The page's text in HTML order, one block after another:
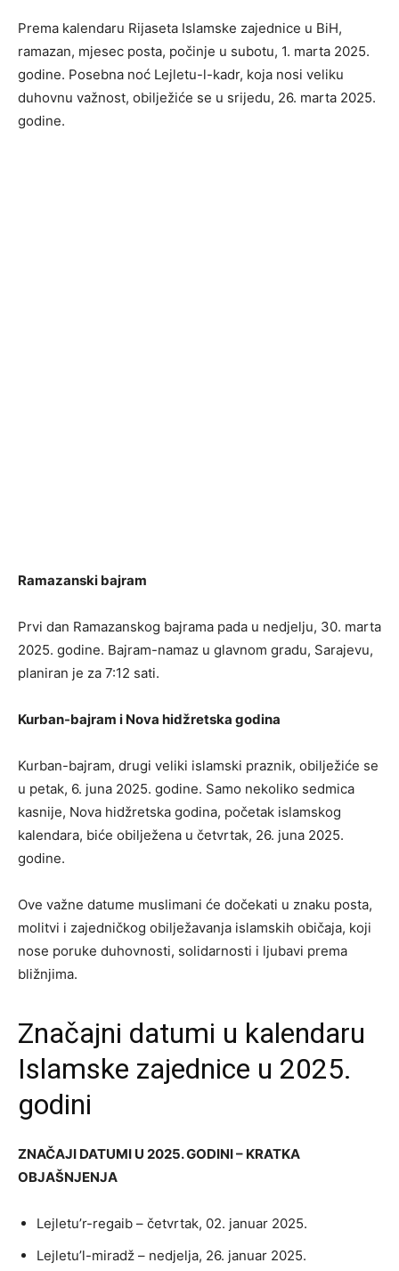
Prema kalendaru Rijaseta Islamske zajednice u BiH,
ramazan, mjesec posta, počinje u subotu, 1. marta 2025.
godine. Posebna noć Lejletu-l-kadr, koja nosi veliku
duhovnu važnost, obilježiće se u srijedu, 26. marta 2025.
godine.
Ramazanski bajram
Prvi dan Ramazanskog bajrama pada u nedjelju, 30. marta
2025. godine. Bajram-namaz u glavnom gradu, Sarajevu,
planiran je za 7:12 sati.
Kurban-bajram i Nova hidžretska godina
Kurban-bajram, drugi veliki islamski praznik, obilježiće se
u petak, 6. juna 2025. godine. Samo nekoliko sedmica
kasnije, Nova hidžretska godina, početak islamskog
kalendara, biće obilježena u četvrtak, 26. juna 2025.
godine.
Ove važne datume muslimani će dočekati u znaku posta,
molitvi i zajedničkog obilježavanja islamskih običaja, koji
nose poruke duhovnosti, solidarnosti i ljubavi prema
bližnjima.
Značajni datumi u kalendaru
Islamske zajednice u 2025.
godini
ZNAČAJI DATUMI U 2025. GODINI – KRATKA
OBJAŠNJENJA
Lejletu’r-regaib – četvrtak, 02. januar 2025.
Lejletu’l-miradž – nedjelja, 26. januar 2025.